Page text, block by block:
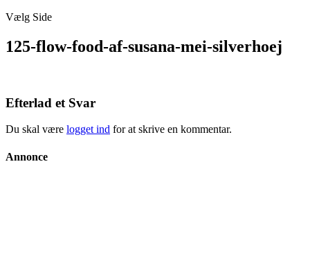
Vælg Side
125-flow-food-af-susana-mei-silverhoej
Efterlad et Svar
Du skal være logget ind for at skrive en kommentar.
Annonce